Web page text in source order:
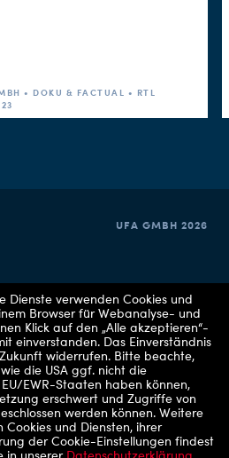
• DOKU & FACTUAL • RTL
UFA GMBH 2026
Dienste verwenden Cookies und
Browser für Webanalyse- und
Klick auf den „Alle akzeptieren“-
einverstanden. Das Einverständnis
widerrufen. Bitte beachte,
die USA ggf. nicht die
EWR-Staaten haben können,
erschwert und Zugriffe von
werden können. Weitere
und Diensten, ihrer
der Cookie-Einstellungen findest
in unserer Datenschutzerklärung